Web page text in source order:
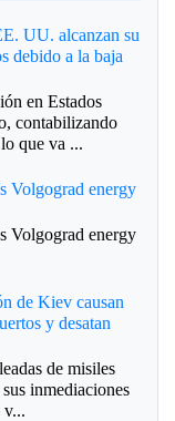
UU. alcanzan su
debido a la baja
en Estados
contabilizando
que va ...
Volgograd energy
Volgograd energy
de Kiev causan
y desatan
de misiles
inmediaciones
v...